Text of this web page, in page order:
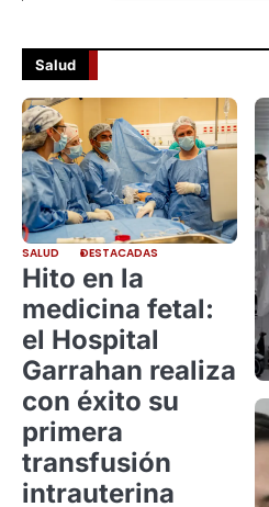
Salud
SALUD DESTACADAS
Hito en la
medicina fetal:
el Hospital
Garrahan realiza
con éxito su
primera
transfusión
intrauterina